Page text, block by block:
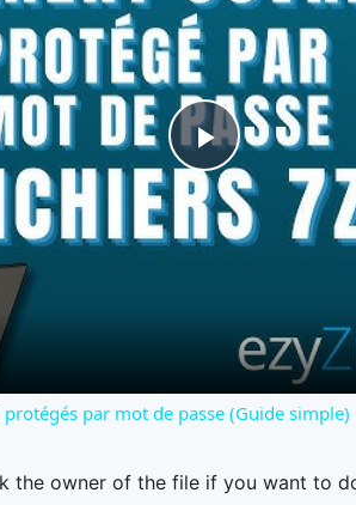
Play
Video
par mot de passe (Guide simple)
the owner of the file if you want to